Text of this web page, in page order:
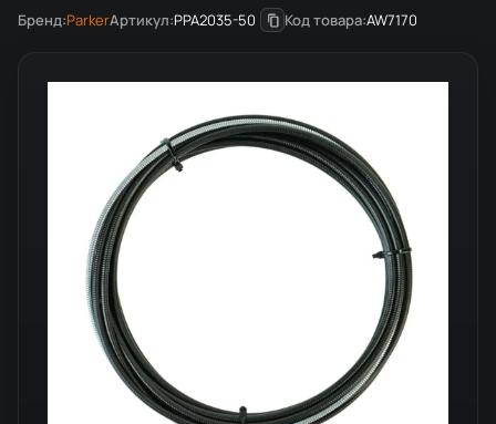
Бренд:ParkerАртикул:PPA2035-50 Код товара:AW7170